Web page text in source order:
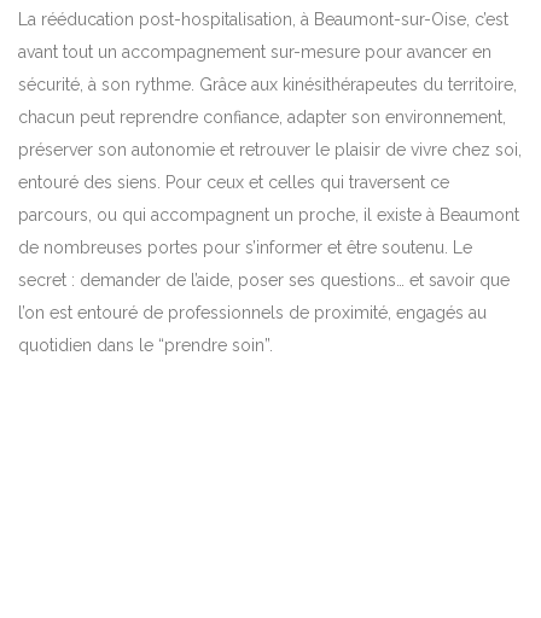
La rééducation post-hospitalisation, à Beaumont-sur-Oise, c’est
avant tout un accompagnement sur-mesure pour avancer en
sécurité, à son rythme. Grâce aux kinésithérapeutes du territoire,
chacun peut reprendre confiance, adapter son environnement,
préserver son autonomie et retrouver le plaisir de vivre chez soi,
entouré des siens. Pour ceux et celles qui traversent ce
parcours, ou qui accompagnent un proche, il existe à Beaumont
de nombreuses portes pour s’informer et être soutenu. Le
secret : demander de l’aide, poser ses questions… et savoir que
l’on est entouré de professionnels de proximité, engagés au
quotidien dans le “prendre soin”.